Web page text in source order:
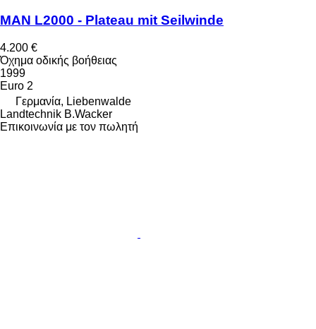
MAN L2000 - Plateau mit Seilwinde
4.200 €
Όχημα οδικής βοήθειας
1999
Euro 2
Γερμανία, Liebenwalde
Landtechnik B.Wacker
Επικοινωνία με τον πωλητή